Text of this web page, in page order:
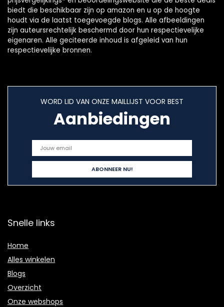
biedt die beschikbaar zijn op amazon en u op de hoogte
houdt via de laatst toegevoegde blogs. Alle afbeeldingen
zijn auteursrechtelijk beschermd door hun respectievelijke
eigenaren. Alle geciteerde inhoud is afgeleid van hun
respectievelijke bronnen.
WORD LID VAN ONZE MAILLIJST VOOR BEST
Aanbiedingen
Snelle links
Home
Alles winkelen
Blogs
Overzicht
Onze webshops